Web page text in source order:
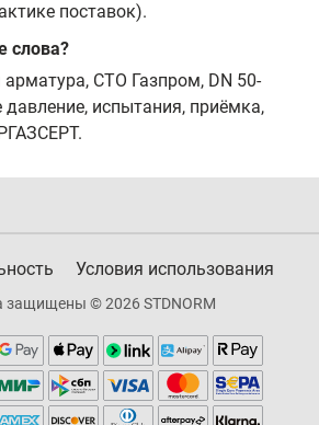
поставок).
слова?
СТО Газпром, DN 50-
испытания, приёмка,
Условия использования
защищены © 2026 STDNORM